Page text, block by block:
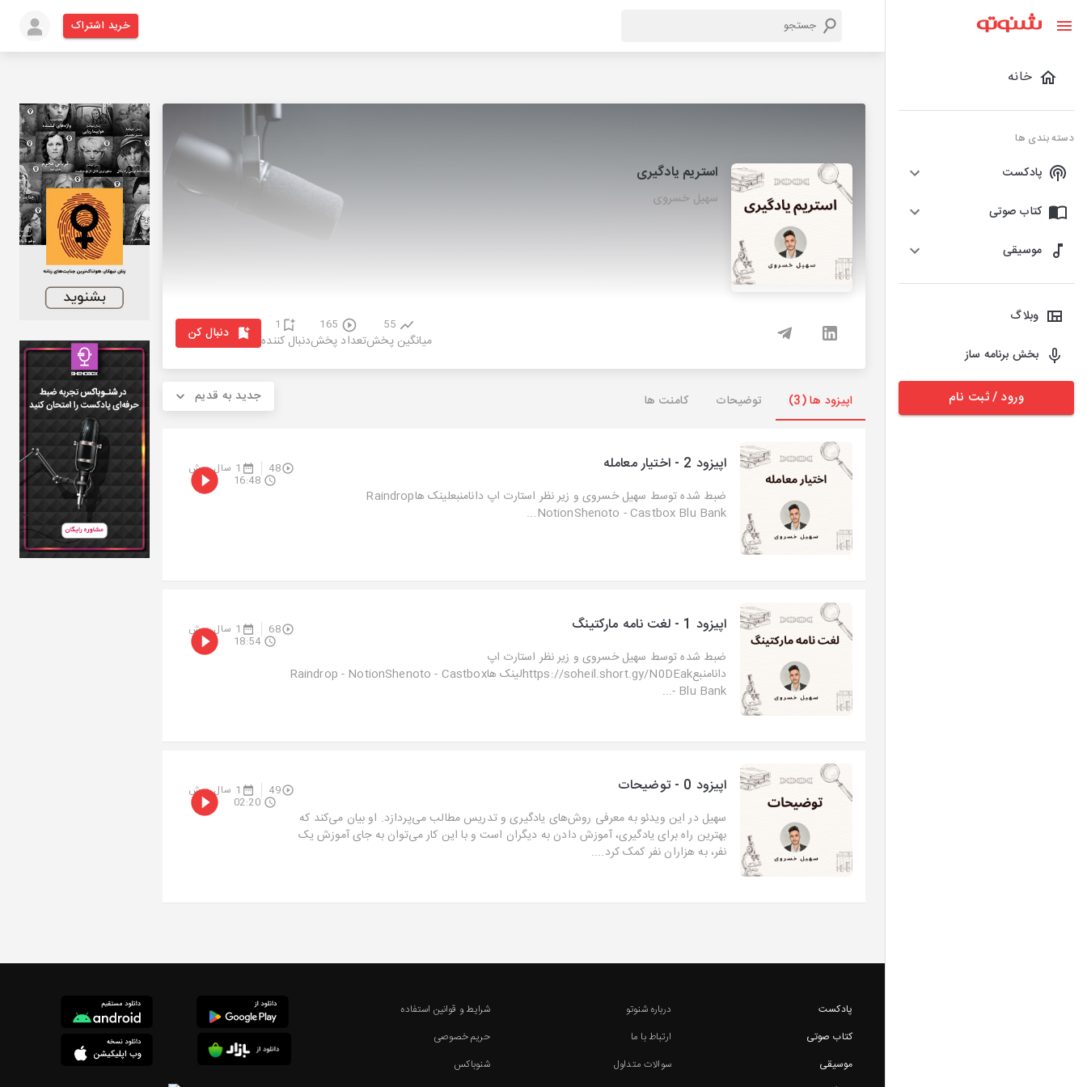
خانه
دسته بندی ها
پادکست
کتاب صوتی
موسیقی
وبلاگ
بخش برنامه ساز
ورود / ثبت نام
خرید اشتراک
استریم یادگیری
سهیل خسروی
55
میانگین پخش
165
تعداد پخش
1
دنبال کننده دنبال کن
اپیزود ها (3) توضیحات کامنت ها جدید به قدیم
اپیزود 2 - اختیار معامله 48 1 سال پیش
ضبط شده توسط سهیل خسروی و زیر نظر استارت اپ دانامنبعلینک هاRaindrop
NotionShenoto - Castbox Blu Bank...
16:48
اپیزود 1 - لغت نامه مارکتینگ 68 1 سال پیش
ضبط شده توسط سهیل خسروی و زیر نظر استارت اپ
دانامنبعhttps://soheil.short.gy/N0DEakلینک هاRaindrop - NotionShenoto - Castbox
- Blu Bank...
18:54
اپیزود 0 - توضیحات 49 1 سال پیش
سهیل در این ویدئو به معرفی روش‌های یادگیری و تدریس مطالب می‌پردازد. او بیان می‌کند که
بهترین راه برای یادگیری، آموزش دادن به دیگران است و با این کار می‌توان به جای آموزش یک
نفر، به هزاران نفر کمک کرد....
02:20
پادکست
کتاب صوتی
موسیقی
درباره شنوتو
ارتباط با ما
سوالات متداول
شرایط و قوانین استفاده
حریم خصوصی
شنوباکس